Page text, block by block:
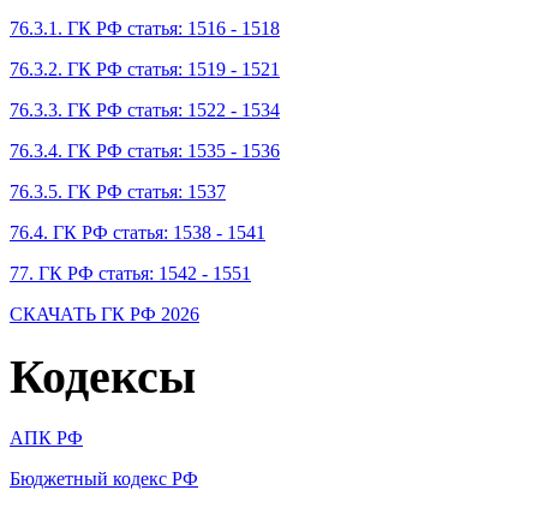
76.3.1. ГК РФ статья: 1516 - 1518
76.3.2. ГК РФ статья: 1519 - 1521
76.3.3. ГК РФ статья: 1522 - 1534
76.3.4. ГК РФ статья: 1535 - 1536
76.3.5. ГК РФ статья: 1537
76.4. ГК РФ статья: 1538 - 1541
77. ГК РФ статья: 1542 - 1551
СКАЧАТЬ ГК РФ 2026
Кодексы
АПК РФ
Бюджетный кодекс РФ